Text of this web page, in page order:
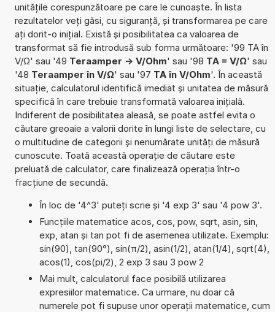
unitățile corespunzătoare pe care le cunoaște. În lista
rezultatelor veți găsi, cu siguranță, și transformarea pe care
ați dorit-o inițial. Există și posibilitatea ca valoarea de
transformat să fie introdusă sub forma următoare: '99 TA în
V/Ω' sau '49 Teraamper -> V/Ohm' sau '98 TA = V/Ω' sau
'48 Teraamper în V/Ω' sau '97 TA în V/Ohm'. În această
situație, calculatorul identifică imediat și unitatea de măsură
specifică în care trebuie transformată valoarea inițială.
Indiferent de posibilitatea aleasă, se poate astfel evita o
căutare greoaie a valorii dorite în lungi liste de selectare, cu
o multitudine de categorii și nenumărate unități de măsură
cunoscute. Toată această operație de căutare este
preluată de calculator, care finalizează operația într-o
fracțiune de secundă.
În loc de '4^3' puteți scrie și '4 exp 3' sau '4 pow 3'.
Funcțiile matematice acos, cos, pow, sqrt, asin, sin,
exp, atan și tan pot fi de asemenea utilizate. Exemplu:
sin(90), tan(90°), sin(π/2), asin(1/2), atan(1/4), sqrt(4),
acos(1), cos(pi/2), 2 exp 3 sau 3 pow 2
Mai mult, calculatorul face posibilă utilizarea
expresiilor matematice. Ca urmare, nu doar că
numerele pot fi supuse unor operații matematice, cum